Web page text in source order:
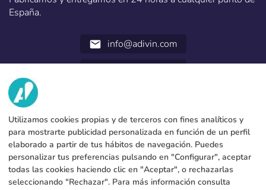
España.
email info@adivin.com
NOSOTROS
Fábrica
Contacto
Blog
SERVICIOS
Formas de pago
Produccion y envio
DATOS LEGALES
Aviso legal
Condiciones generales de contratación
Utilizamos cookies propias y de terceros con fines analíticos y
para mostrarte publicidad personalizada en función de un perfil
elaborado a partir de tus hábitos de navegación. Puedes
personalizar tus preferencias pulsando en "Configurar", aceptar
todas las cookies haciendo clic en "Aceptar", o rechazarlas
seleccionando "Rechazar". Para más información consulta